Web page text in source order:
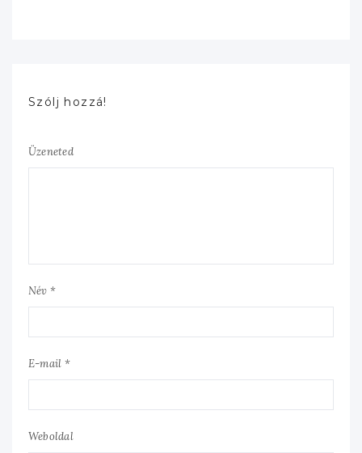
Szólj hozzá!
Üzeneted
Név *
E-mail *
Weboldal